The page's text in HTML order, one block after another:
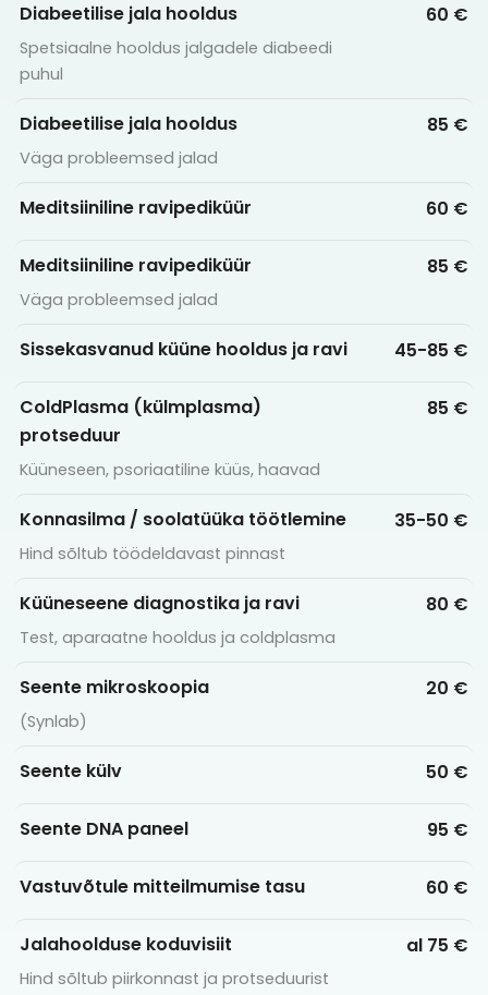
Diabeetilise jala hooldus
Spetsiaalne hooldus jalgadele diabeedi
puhul
60 €
Diabeetilise jala hooldus
Väga probleemsed jalad
85 €
Meditsiiniline ravipediküür 60 €
Meditsiiniline ravipediküür
Väga probleemsed jalad
85 €
Sissekasvanud küüne hooldus ja ravi 45-85 €
ColdPlasma (külmplasma)
protseduur
Küüneseen, psoriaatiline küüs, haavad
85 €
Konnasilma / soolatüüka töötlemine
Hind sõltub töödeldavast pinnast
35-50 €
Küüneseene diagnostika ja ravi
Test, aparaatne hooldus ja coldplasma
80 €
Seente mikroskoopia
(Synlab)
20 €
Seente külv 50 €
Seente DNA paneel 95 €
Vastuvõtule mitteilmumise tasu 60 €
Jalahoolduse koduvisiit
Hind sõltub piirkonnast ja protseduurist
al 75 €